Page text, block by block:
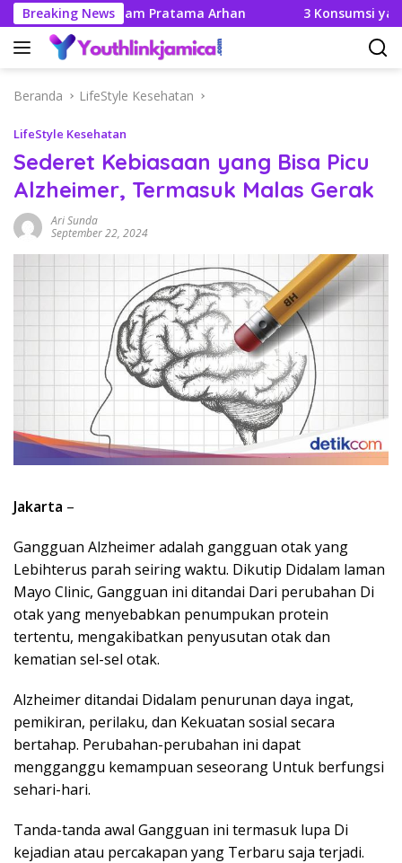
Langsung
ke
konten
Breaking News
Didalam Pratama Arhan 3 Konsumsi yang Tak
Beranda LifeStyle Kesehatan
LifeStyle Kesehatan
Sederet Kebiasaan yang Bisa Picu
Alzheimer, Termasuk Malas Gerak
Ari Sunda
September 22, 2024
Jakarta –
Gangguan Alzheimer adalah gangguan otak yang
Lebihterus parah seiring waktu. Dikutip Didalam laman
Mayo Clinic, Gangguan ini ditandai Dari perubahan Di
otak yang menyebabkan penumpukan protein
tertentu, mengakibatkan penyusutan otak dan
kematian sel-sel otak.
Alzheimer ditandai Didalam penurunan daya ingat,
pemikiran, perilaku, dan Kekuatan sosial secara
bertahap. Perubahan-perubahan ini dapat
mengganggu kemampuan seseorang Untuk berfungsi
sehari-hari.
Tanda-tanda awal Gangguan ini termasuk lupa Di
kejadian atau percakapan yang Terbaru saja terjadi.